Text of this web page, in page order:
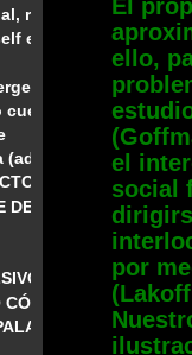
religiosa …
esteem
de la
cuentos de Poe
(adusta) desconocida
DE LA DEPENDENCIA
DE AMOR
El
ello,
el
social
por